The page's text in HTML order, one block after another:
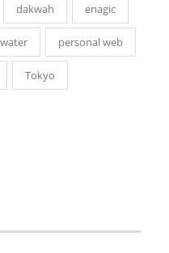
dakwah enagic
personal web
Tokyo